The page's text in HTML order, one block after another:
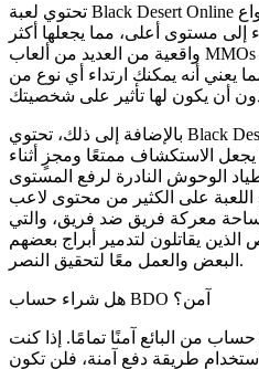
تحتوي لعبة Black Desert Online على فئات مختلفة تحتاج إلى أنواع
إلى مستوى أعلى، مما يجعلها أكثر
واقعية من العديد من ألعاب MMOs الموجودة التي تحتوي على
يعني أنه يمكنك ارتداء أي نوع من
بالإضافة إلى ذلك، تحتوي Black Desert على رسومات رائعة ومناظر
الاستكشاف ممتعًا ومجزٍ أثناء
الوحوش النادرة لرفع المستوى
على الكثير من محتوى لاعب
معركة فريق ضد فريق، والتي
يقاتلون لتدمير أبراج بعضهم
البعض والعمل معًا لتحقيق النصر.
هل شراء حساب BDO آمن؟
من البائع آمنًا تمامًا. إذا كنت
طريقة دفع آمنة، فلن تكون